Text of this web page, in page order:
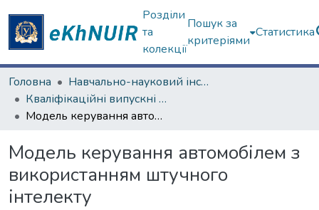
Розділи
та
колекції
Пошук за
критеріями
Статистика
Головна
Навчально-науковий інститут комп'ютерних наук та штучного інтелекту
Кваліфікаційні випускні роботи магістрів. Навчально-науковий інститут комп'ютерних наук та штучного інтелекту
Модель керування автомобілем з використанням штучного інтелекту
Модель керування автомобілем з
використанням штучного
інтелекту